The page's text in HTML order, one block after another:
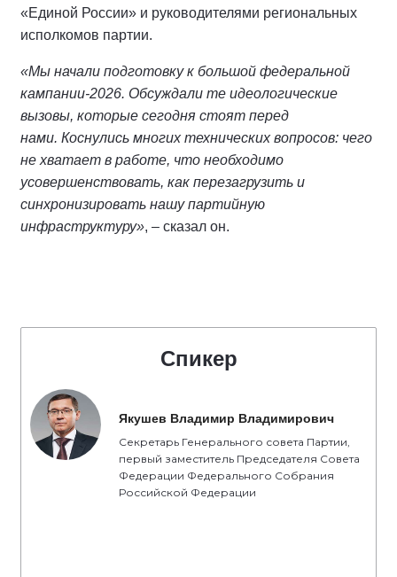
«Единой России» и руководителями региональных
исполкомов партии.
«Мы начали подготовку к большой федеральной
кампании-2026. Обсуждали те идеологические
вызовы, которые сегодня стоят перед
нами. Коснулись многих технических вопросов: чего
не хватает в работе, что необходимо
усовершенствовать, как перезагрузить и
синхронизировать нашу партийную
инфраструктуру», – сказал он.
Спикер
Якушев Владимир Владимирович
Секретарь Генерального совета Партии,
первый заместитель Председателя Совета
Федерации Федерального Собрания
Российской Федерации